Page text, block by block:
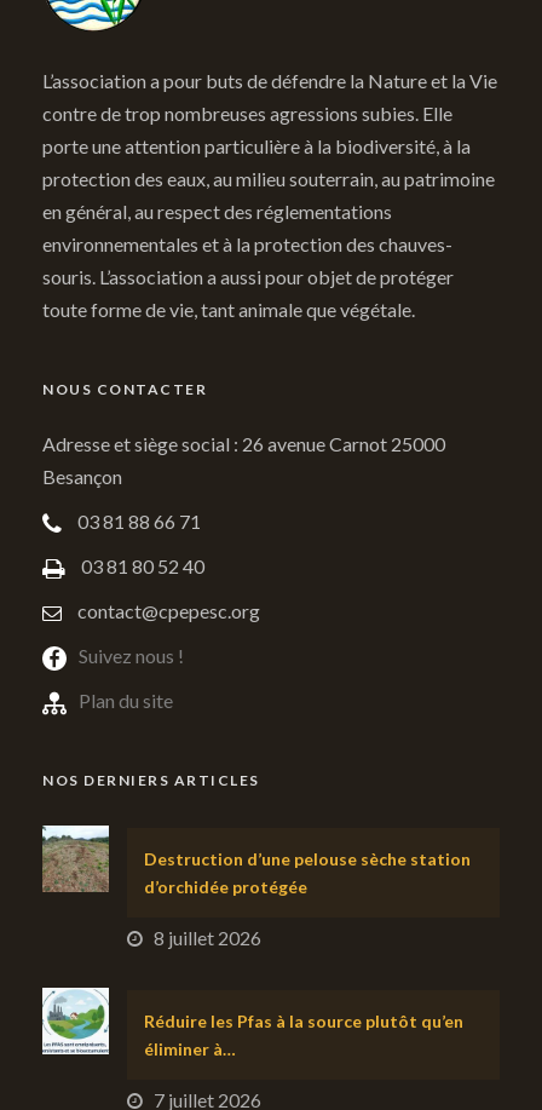
L’association a pour buts de défendre la Nature et la Vie
contre de trop nombreuses agressions subies. Elle
porte une attention particulière à la biodiversité, à la
protection des eaux, au milieu souterrain, au patrimoine
en général, au respect des réglementations
environnementales et à la protection des chauves-
souris. L’association a aussi pour objet de protéger
toute forme de vie, tant animale que végétale.
NOUS CONTACTER
Adresse et siège social : 26 avenue Carnot 25000
Besançon
03 81 88 66 71
03 81 80 52 40
contact@cpepesc.org
Suivez nous !
Plan du site
NOS DERNIERS ARTICLES
Destruction d’une pelouse sèche station
d’orchidée protégée
8 juillet 2026
Réduire les Pfas à la source plutôt qu’en
éliminer à…
7 juillet 2026